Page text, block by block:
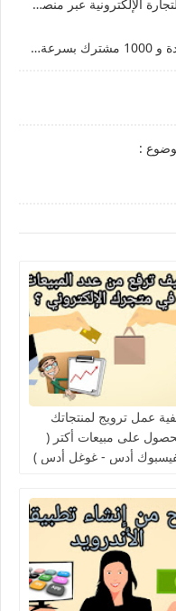
الربح من الأنترنيت : أسرار الربح من التجارة الإلكترونية عبر منصة شوبيفاي - Drop Shipping Shopify
كيفية الحصول على 4000 ساعة مشاهدة و 1000 مشترك بسرعة | تفعيل الدخل في اليوتيوب
:
عمل ترويج لمنتجاتك
على مبيعات أكتر (
أدس - غوغل أدس )